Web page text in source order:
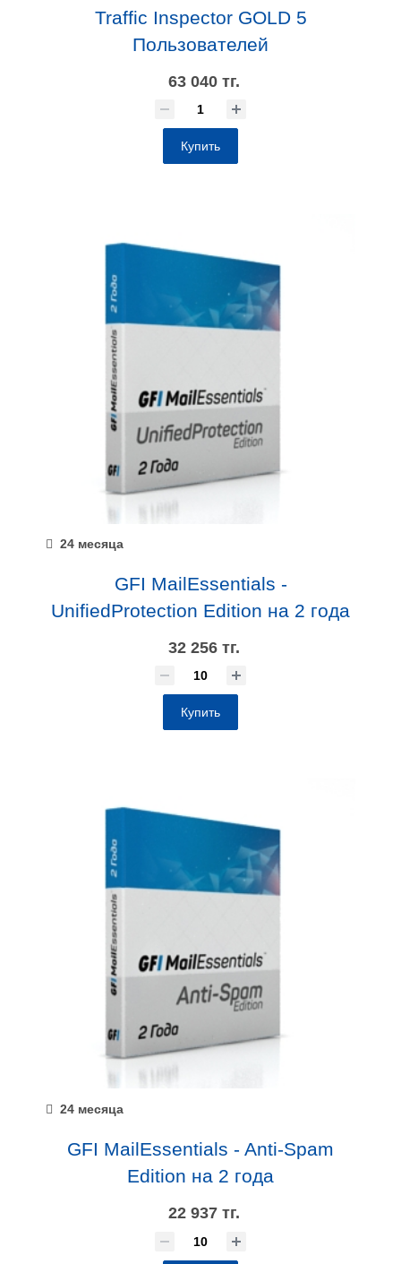
Traffic Inspector GOLD 5
Пользователей
63 040 тг.
Купить
24 месяца
GFI MailEssentials -
UnifiedProtection Edition на 2 года
32 256 тг.
Купить
24 месяца
GFI MailEssentials - Anti-Spam
Edition на 2 года
22 937 тг.